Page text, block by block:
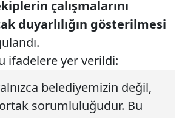
çalışmalarını
duyarlılığın gösterilmesi
ifadelere yer verildi:
belediyemizin değil,
sorumluluğudur. Bu